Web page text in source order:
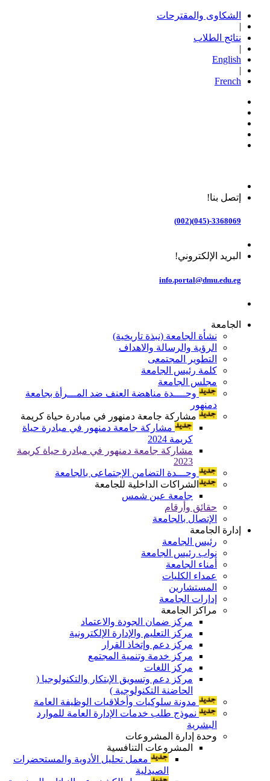
الشكاوى والمقترحات
|
نتائج الطلاب
|
English
|
French
إتصل بنا!
3368069-(045)(002)
البريد الإلكتروني!
info.portal@dmu.edu.eg
الجامعة
نشأة الجامعة (نبذة تاريخية)
الرؤية والرسالة والاهداف
التطوير المجتمعى
كلمة رئيس الجامعة
مجلس الجامعة
وحــــدة مناهضة العنف ضد المـــرأة بجامعة
دمنهور
مشاركة جامعة دمنهور في مبادرة حياة كريمة
مشاركة جامعة دمنهور في مبادرة حياة
كريمة 2024
مشاركة جامعة دمنهور في مبادرة حياة كريمة
2023
وحـــدة التضامن الإجتماعى بالجامعة
الشراكات الداخلية للجامعة
جامعة عين شمس
حقائق وأرقام
الإتصال بالجامعة
إدارة الجامعة
رئيس الجامعة
نواب رئيس الجامعة
أمناء الجامعة
عمداء الكليات
المستشارين
إدارات الجامعة
مراكز الجامعة
مركز ضمان الجودة والاعتماد
مركز التعليم والإدارة الإلكترونية
مركز دعم وإتخاذ القرار
مركز خدمة وتنمية المجتمع
مركز اللغات
مركز دعم وتسويق الإبتكار والتكنولوجيا (
الحاضنة التكنولوجية )
مدونة سلوكيات وأخلاقيات الوظيفة العامة
نموذج طلب خدمات الإدارة العامة للموارد
البشرية
وحدة إدارة المشروعات
المشروعات التنافسية
معمل تحليل الأدوية والمستحضرات
الصيدلية